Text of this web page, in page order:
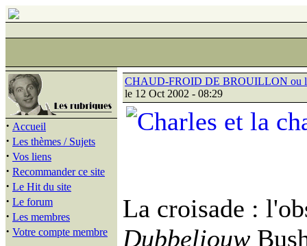
· Accueil
· Les thèmes / Sujets
· Vos liens
· Recommander ce site
· Le Hit du site
· Le forum
· Les membres
· Votre compte membre
CHAUD-FROID DE BROUILLON ou la
le 12 Oct 2002 - 08:29
La croisade :
Dubbeliouw